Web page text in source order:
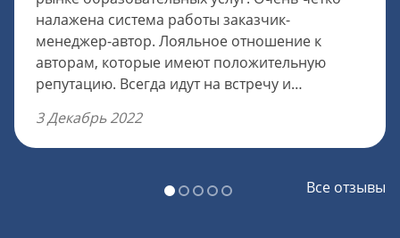
налажена система работы заказчик-
менеджер-автор. Лояльное отношение к
авторам, которые имеют положительную
репутацию. Всегда идут на встречу и
передается информация клиенту и решают
спорные вопросы. Чтобы попасть в штат,
пять работ, которые тоже оплачивают в
3 Декабрь 2022
Все отзывы